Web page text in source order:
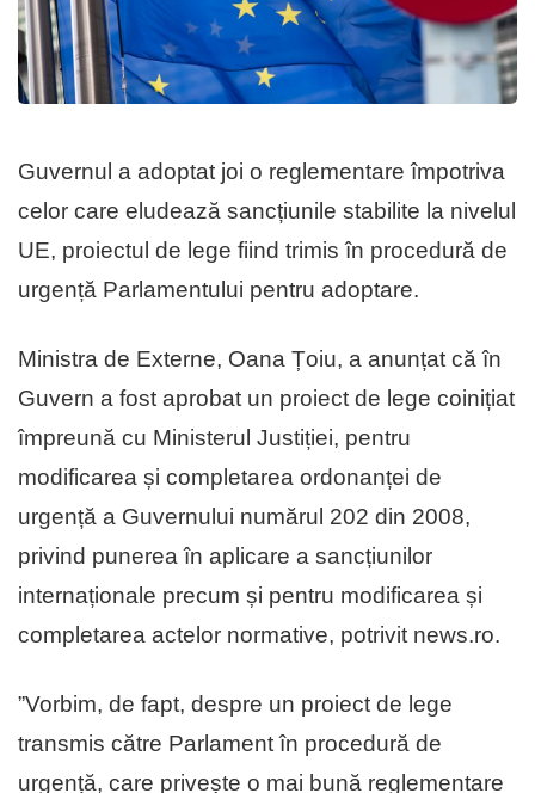
Guvernul a adoptat joi o reglementare împotriva
celor care eludează sancțiunile stabilite la nivelul
UE, proiectul de lege fiind trimis în procedură de
urgență Parlamentului pentru adoptare.
Ministra de Externe, Oana Țoiu, a anunțat că în
Guvern a fost aprobat un proiect de lege coinițiat
împreună cu Ministerul Justiției, pentru
modificarea și completarea ordonanței de
urgență a Guvernului numărul 202 din 2008,
privind punerea în aplicare a sancțiunilor
internaționale precum și pentru modificarea și
completarea actelor normative, potrivit news.ro.
”Vorbim, de fapt, despre un proiect de lege
transmis către Parlament în procedură de
urgență, care privește o mai bună reglementare